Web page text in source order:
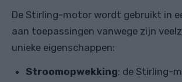
De Stirling-motor wordt gebruikt in
aan toepassingen vanwege zijn
unieke eigenschappen:
Stroomopwekking: de Stirling-